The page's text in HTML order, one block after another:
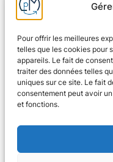
Pour offrir les meilleures
telles que les cookies pour
appareils. Le fait de
traiter des données telles
uniques sur ce site. Le fait
consentement peut avoir
et fonctions.
E-mail
J'accepte les